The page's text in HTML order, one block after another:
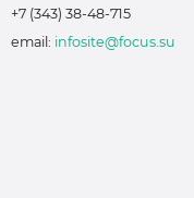
+7 (343) 38-48-715
email: infosite@focus.su